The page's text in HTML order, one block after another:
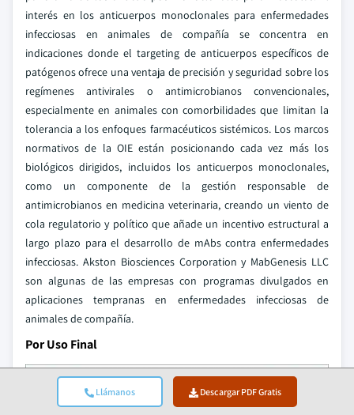
Llámanos Descargar PDF Gratis
interés en los anticuerpos monoclonales para enfermedades
infecciosas en animales de compañía se concentra en
indicaciones donde el targeting de anticuerpos específicos de
patógenos ofrece una ventaja de precisión y seguridad sobre los
regímenes antivirales o antimicrobianos convencionales,
especialmente en animales con comorbilidades que limitan la
tolerancia a los enfoques farmacéuticos sistémicos. Los marcos
normativos de la OIE están posicionando cada vez más los
biológicos dirigidos, incluidos los anticuerpos monoclonales,
como un componente de la gestión responsable de
antimicrobianos en medicina veterinaria, creando un viento de
cola regulatorio y político que añade un incentivo estructural a
largo plazo para el desarrollo de mAbs contra enfermedades
infecciosas. Akston Biosciences Corporation y MabGenesis LLC
son algunas de las empresas con programas divulgados en
aplicaciones tempranas en enfermedades infecciosas de
animales de compañía.
Por Uso Final